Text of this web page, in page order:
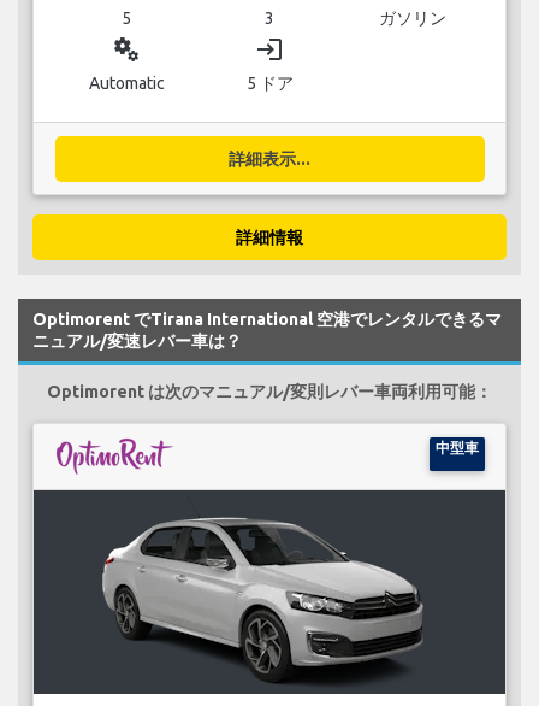
5 3 ガソリン
miscellaneous_services
Automatic
login
5 ドア
詳細表示...
詳細情報
Optimorent でTirana International 空港でレンタルできるマ
ニュアル/変速レバー車は？
Optimorent は次のマニュアル/変則レバー車両利用可能：
中型車